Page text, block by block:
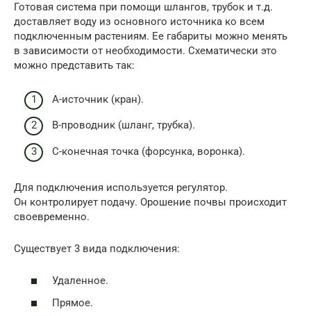
Готовая система при помощи шлангов, трубок и т.д.
доставляет воду из основного источника ко всем
подключенным растениям. Ее габариты можно менять
в зависимости от необходимости. Схематически это
можно представить так:
А-источник (кран).
В-проводник (шланг, трубка).
С-конечная точка (форсунка, воронка).
Для подключения используется регулятор.
Он контролирует подачу. Орошение почвы происходит
своевременно.
Существует 3 вида подключения:
Удаленное.
Прямое.